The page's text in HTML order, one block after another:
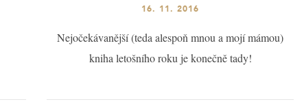
16. 11. 2016
Nejočekávanější (teda alespoň mnou a mojí mámou)
kniha letošního roku je konečně tady!